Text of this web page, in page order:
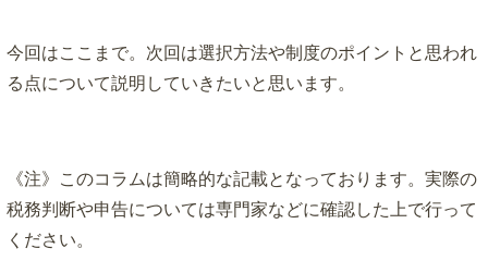
今回はここまで。次回は選択方法や制度のポイントと思われ
る点について説明していきたいと思います。
《注》このコラムは簡略的な記載となっております。実際の
税務判断や申告については専門家などに確認した上で行って
ください。